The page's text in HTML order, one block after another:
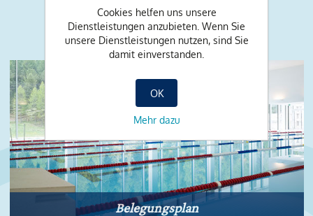
interessieren:
Belegungsplan
Cookies helfen uns unsere
Dienstleistungen anzubieten. Wenn Sie
unsere Dienstleistungen nutzen, sind Sie
damit einverstanden.
OK
Mehr dazu